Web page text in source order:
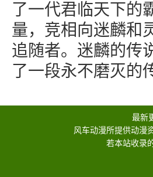
了一代君临天下的
量，竞相向迷麟和
追随者。迷麟的传
了一段永不磨灭的
最新
风车动漫所提供动漫
若本站收录